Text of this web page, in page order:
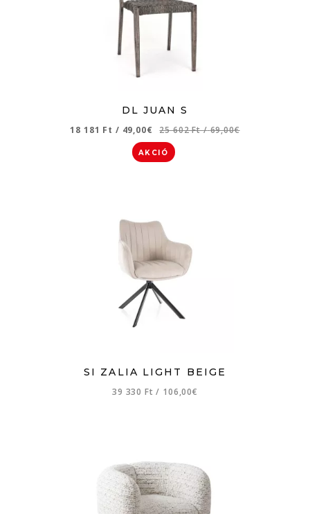
DL JUAN S
18 181 Ft / 49,00€ 25 602 Ft/ 69,00€
AKCIÓ
SI ZALIA LIGHT BEIGE
39 330 Ft/ 106,00€